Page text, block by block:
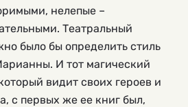
нелепые –
Театральный
было бы определить стиль
И тот магический
видит своих героев и
с первых же ее книг был,